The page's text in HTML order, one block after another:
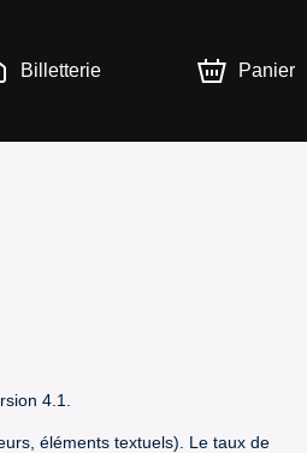
Billetterie Panier
4.1.
éléments textuels). Le taux de